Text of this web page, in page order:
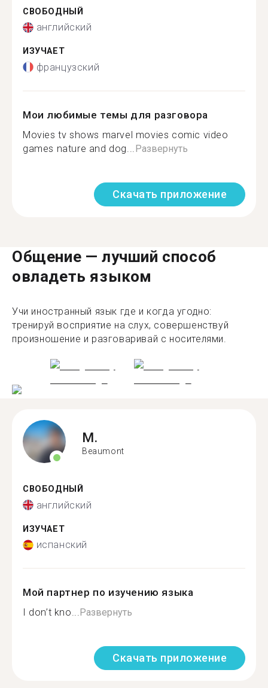
СВОБОДНЫЙ
английский
ИЗУЧАЕТ
французский
Мои любимые темы для разговора
Movies tv shows marvel movies comic video
games nature and dog... Развернуть
Скачать приложение
Общение — лучший способ
овладеть языком
Учи иностранный язык где и когда угодно:
тренируй восприятие на слух, совершенствуй
произношение и разговаривай с носителями.
M.
Beaumont
СВОБОДНЫЙ
английский
ИЗУЧАЕТ
испанский
Мой партнер по изучению языка
I don’t kno...Развернуть
Скачать приложение